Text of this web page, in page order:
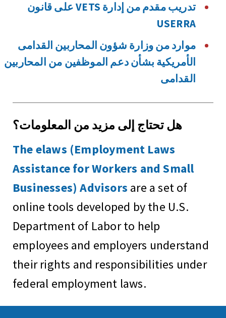
تدريب مقدم من إدارة VETS على قانون
USERRA
موارد من وزارة شؤون المحاربين القدامى
الأمريكية بشأن دعم الموظفين من المحاربين
القدامى
هل تحتاج إلى مزيد من المعلومات؟
The elaws (Employment Laws
Assistance for Workers and Small
Businesses) Advisors are a set of
online tools developed by the U.S.
Department of Labor to help
employees and employers understand
their rights and responsibilities under
federal employment laws.